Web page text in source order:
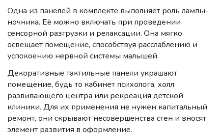
Одна из панелей в комплекте выполняет роль лампы-
ночника. Её можно включать при проведении
сенсорной разгрузки и релаксации. Она мягко
освещает помещение, способствуя расслаблению и
успокоению нервной системы малышей.
Декоративные тактильные панели украшают
помещение, будь то кабинет психолога, холл
развивающего центра или рекреация детской
клиники. Для их применения не нужен капитальный
ремонт, они скрывают несовершенства стен и вносят
элемент развития в оформление.